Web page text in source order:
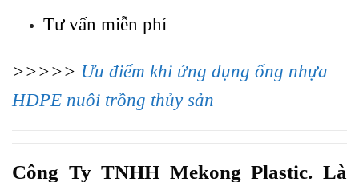
Tư vấn miễn phí
>>>>> Ưu điểm khi ứng dụng ống nhựa
HDPE nuôi trồng thủy sản
Công Ty TNHH Mekong Plastic. Là